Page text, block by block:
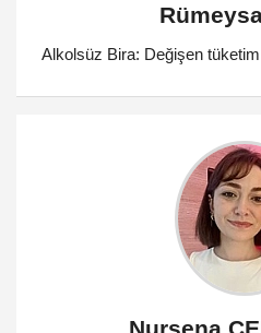
Alkolsüz Bira: Değişen tüketim
Nursena